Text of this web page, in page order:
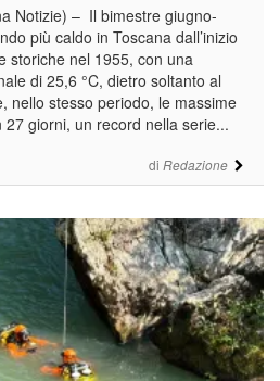
di Redazione
Notizie) – Il bimestre giugno-
più caldo in Toscana dall’inizio
storiche nel 1955, con una
di 25,6 °C, dietro soltanto al
nello stesso periodo, le massime
27 giorni, un record nella serie...